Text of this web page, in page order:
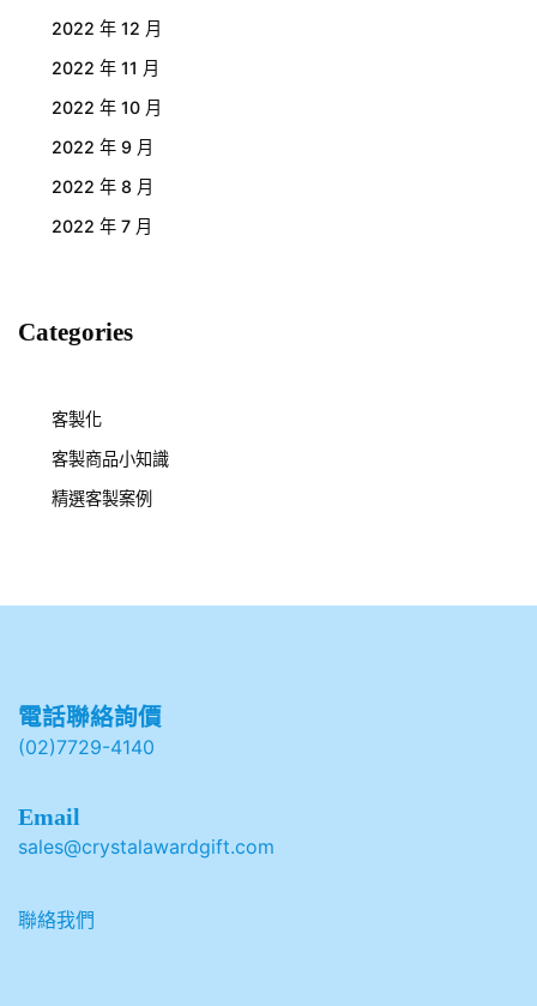
2022 年 12 月
2022 年 11 月
2022 年 10 月
2022 年 9 月
2022 年 8 月
2022 年 7 月
Categories
客製化
客製商品小知識
精選客製案例
電話聯絡詢價
(02)7729-4140
Email
sales@crystalawardgift.com
聯絡我們